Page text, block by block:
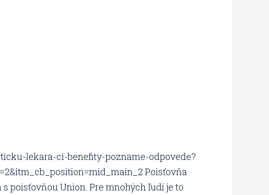
lekara-ci-benefity-pozname-odpovede?
Poisťovňa
poisťovňou Union. Pre mnohých ľudí je to